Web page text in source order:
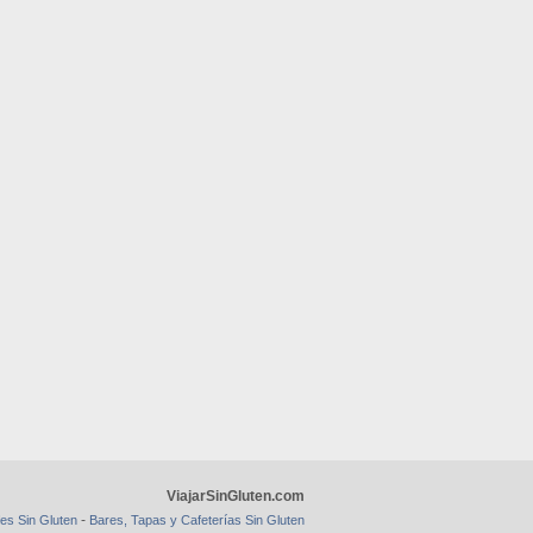
ViajarSinGluten.com
Sin Gluten - Bares, Tapas y Cafeterías Sin Gluten